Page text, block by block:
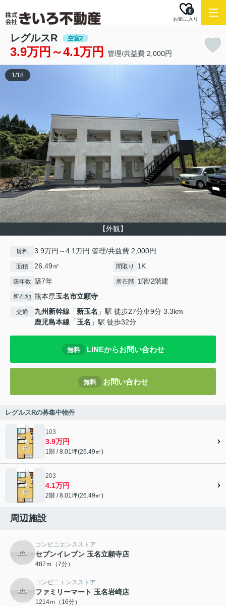
お気に入り
0
レグルスR 空室2
3.9万円～4.1万円 管理/共益費 2,000円
【外観】
1/18
賃料 3.9万円～4.1万円 管理/共益費 2,000円
面積 26.49㎡ 間取り 1K
築年数 築7年 所在階 1階/2階建
所在地 熊本県玉名市立願寺
交通 九州新幹線 「新玉名 」駅 徒歩27分車9分 3.3km
鹿児島本線 「玉名 」駅 徒歩32分
無料 LINEからお問い合わせ
無料 お問い合わせ
レグルスRの募集中物件
103
3.9万円
1階 / 8.01坪(26.49㎡)
203
4.1万円
2階 / 8.01坪(26.49㎡)
周辺施設
コンビニエンスストア
セブンイレブン 玉名立願寺店
487ｍ（7分）
コンビニエンスストア
ファミリーマート 玉名岩崎店
1214ｍ（16分）